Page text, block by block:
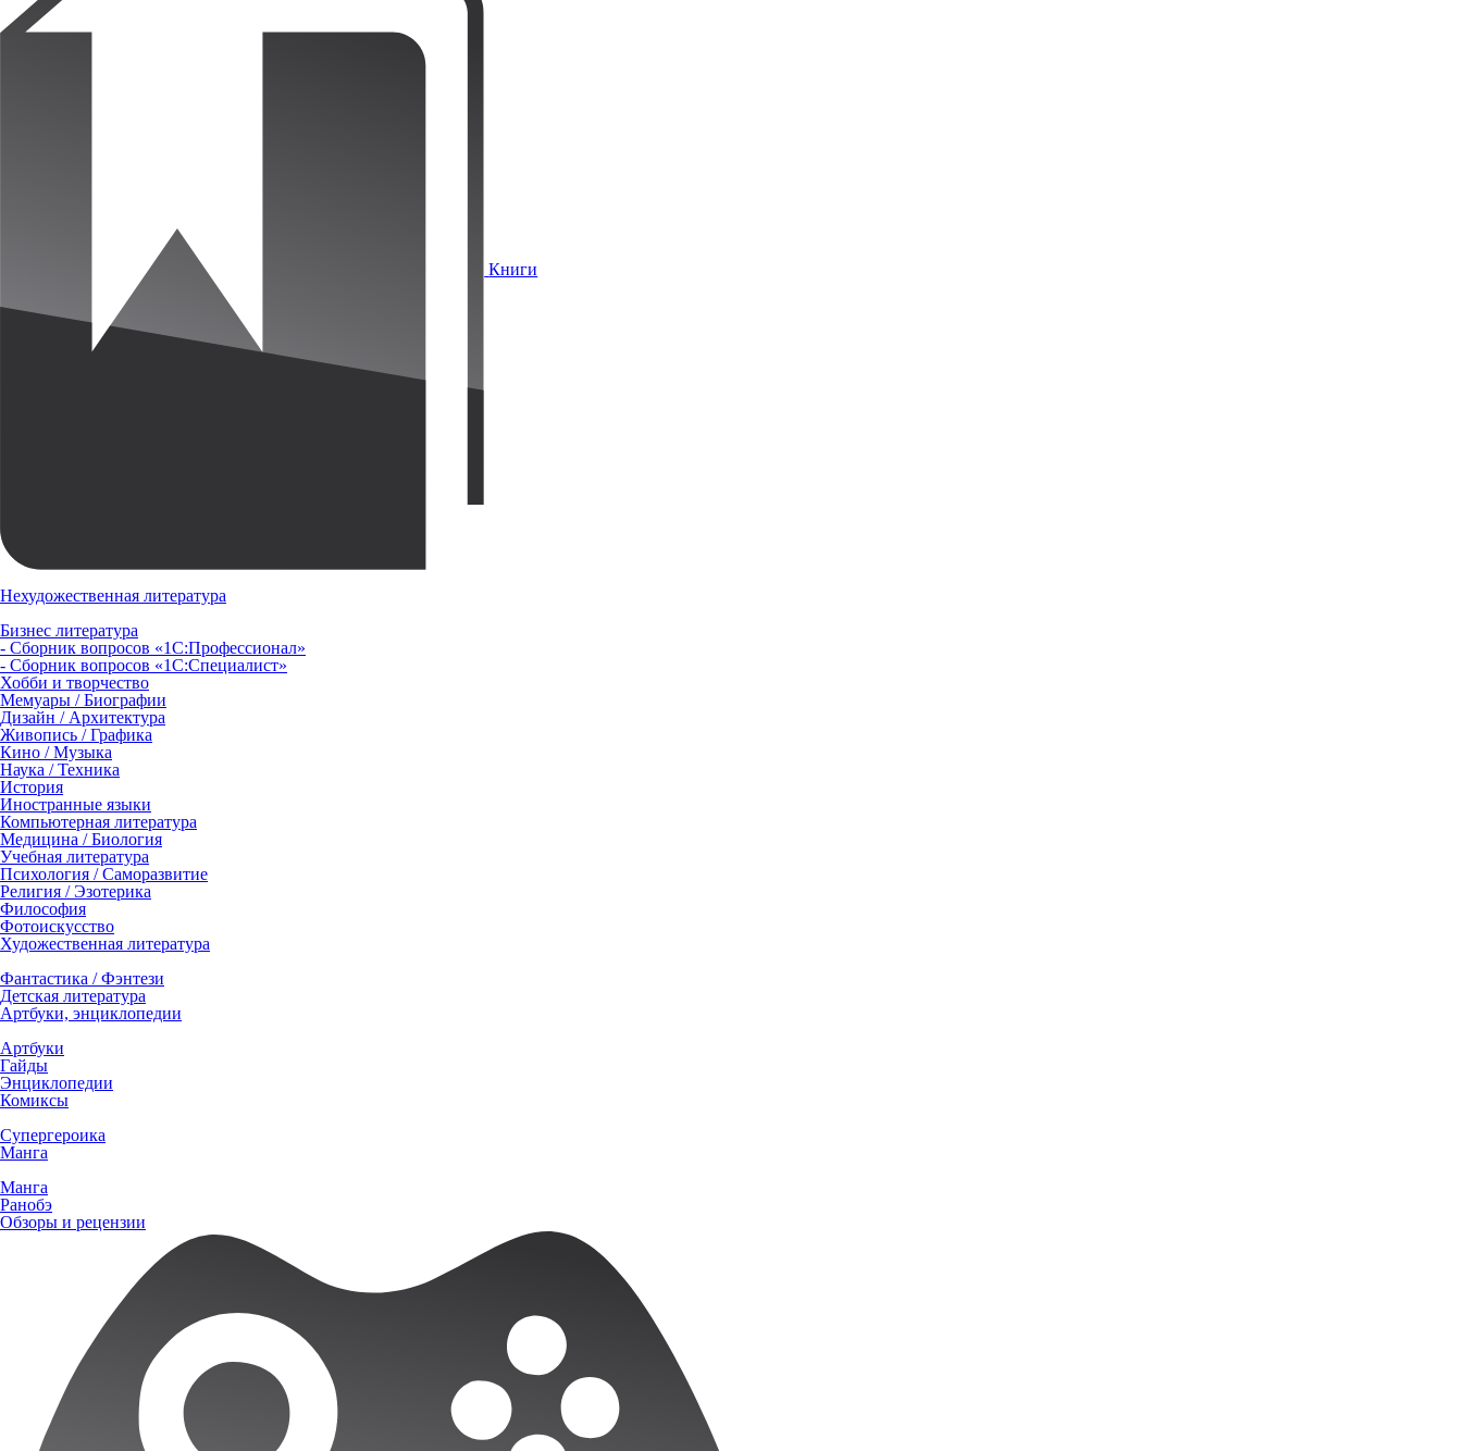
Книги
Нехудожественная литература
Бизнес литература
- Сборник вопросов «1С:Профессионал»
- Сборник вопросов «1С:Специалист»
Хобби и творчество
Мемуары / Биографии
Дизайн / Архитектура
Живопись / Графика
Кино / Музыка
Наука / Техника
История
Иностранные языки
Компьютерная литература
Медицина / Биология
Учебная литература
Психология / Саморазвитие
Религия / Эзотерика
Философия
Фотоискусство
Художественная литература
Фантастика / Фэнтези
Детская литература
Артбуки, энциклопедии
Артбуки
Гайды
Энциклопедии
Комиксы
Супергероика
Манга
Манга
Ранобэ
Обзоры и рецензии